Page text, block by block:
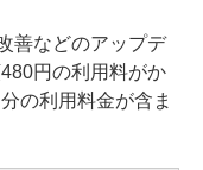
善などのアップデ
円の利用料がか
の利用料金が含ま